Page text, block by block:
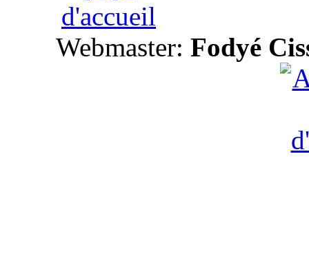
Webmaster: Fodyé